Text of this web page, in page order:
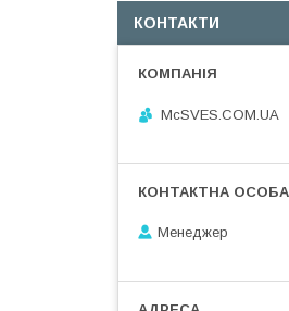
КОНТАКТИ
McSVES.COM.UA
Менеджер